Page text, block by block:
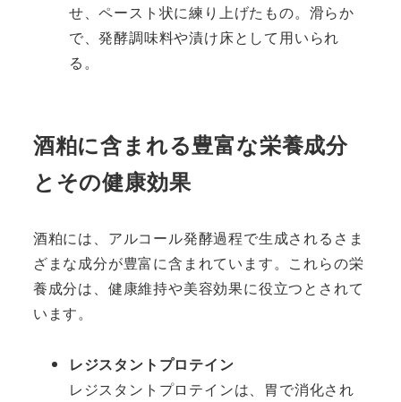
せ、ペースト状に練り上げたもの。滑らか
で、発酵調味料や漬け床として用いられ
る。
酒粕に含まれる豊富な栄養成分
とその健康効果
酒粕には、アルコール発酵過程で生成されるさま
ざまな成分が豊富に含まれています。これらの栄
養成分は、健康維持や美容効果に役立つとされて
います。
レジスタントプロテイン
レジスタントプロテインは、胃で消化され